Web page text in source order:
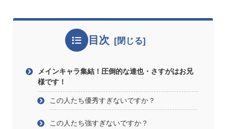
目次
メインキャラ集結！圧倒的な達也・さすがはお兄
様です！
この人たち優秀すぎないですか？
この人たち強すぎないですか？